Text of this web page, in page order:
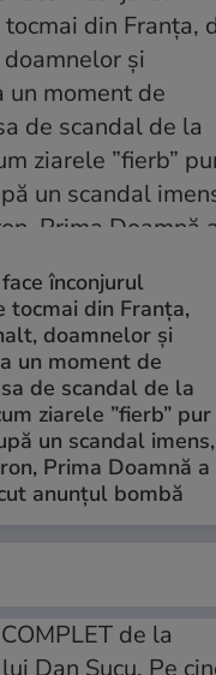
înconjurul
tocmai din Franța,
doamnelor și
un moment de
de scandal de la
ziarele ”fierb” pur
un scandal imens,
Prima Doamnă a
anunțul bombă